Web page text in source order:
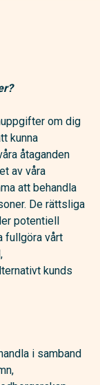
om dig
kunna
åtaganden
av våra
att behandla
De rättsliga
potentiell
fullgöra vårt
kunds
i samband